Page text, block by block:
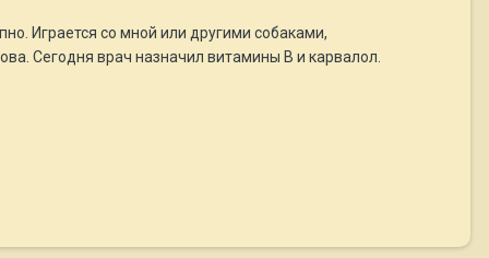
Играется со мной или другими собаками,
Сегодня врач назначил витамины В и карвалол.